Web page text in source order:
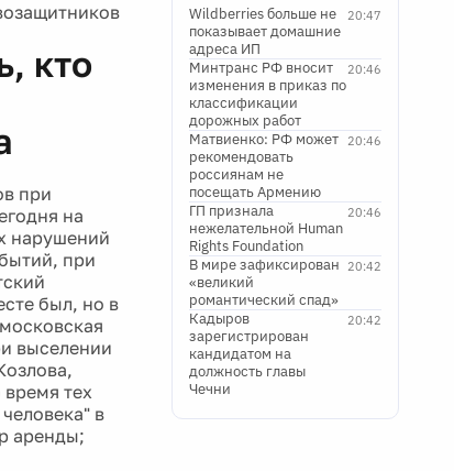
кто
при
на
нарушений
при
был, но в
выселении
тех
в
аренды;
20:47
Wildberries больше не
показывает домашние
адреса ИП
20:46
Минтранс РФ вносит
изменения в приказ по
классификации
дорожных работ
20:46
Матвиенко: РФ может
рекомендовать
россиянам не
посещать Армению
20:46
ГП признала
нежелательной Human
Rights Foundation
20:42
В мире зафиксирован
«великий
романтический спад»
20:42
Кадыров
зарегистрирован
кандидатом на
должность главы
Чечни